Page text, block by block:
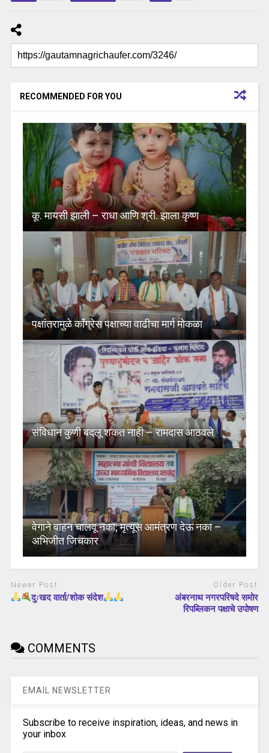
RECOMMENDED FOR YOU
कू. मायसी झाली – राधा आणि श्री. झाला कृष्ण
पक्षांतरामुळे काँग्रेस पक्षाच्या वाढीचा मार्ग मोकळा
संविधान कुणी बदलू शकत नाही – रामदास आठवले
वेगाने वाहन चालवू नका; मृत्यूस आमंत्रण देऊ नका –
अभिजीत जिचकार
Newer Post
दुःखद वार्ता/शोक संदेश
Older Post
अंबरनाथ नगरपरिषदे समोर
रिपब्लिकन पक्षाचे उपोषण
COMMENTS
EMAIL NEWSLETTER
Subscribe to receive inspiration, ideas, and news in
your inbox